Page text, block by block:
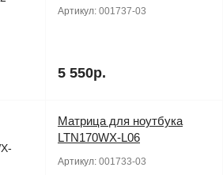
Артикул: 001737-03
5 550р.
Матрица для ноутбука
LTN170WX-L06
Артикул: 001733-03